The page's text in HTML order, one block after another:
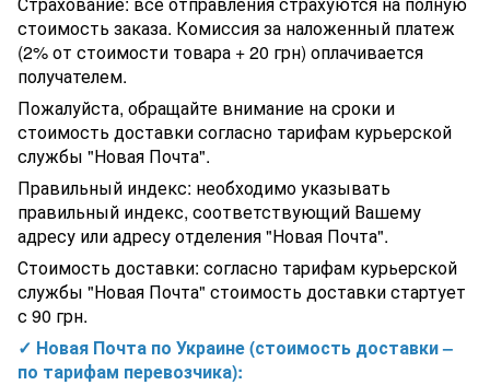
Тройник редукционный ПВХ Aquaviva, d90х63 мм
Редукционное кольцо ПВХ Hidroten 1001190, d90-63 мм
Немецкий насос циркуляционный для бассейна Winter
Classic13 0,55 кВт 230V
Комплект трехсекционных трубок для теплосберегающей
пленки бассейна Kokido K444BX 98 мм (490-645 см)
Тестер AquaDoctor Test Box Cl/pH для определения состояния
pH в бассейне
Дозирующая станция "BASIC NEXT рН" Fluidra Испания
производительностью 1,5 л/ч, (в комплекте с электродом
рН)
Прожектор светодиодный Hayward 3481PLDBL3, 13 Вт, White,
(PAR56, под лайнер, White)
Альгицид для бассейна 10 литров AquaDoctor AC. Средство
против водорослей и позеленения Аквадоктор
Лестница Emaux BHL515-SR (5 ступеней) для бассейна
стоимость заказа. Комиссия за наложенный платеж
(2% от стоимости товара + 20 грн) оплачивается
получателем.
Пожалуйста, обращайте внимание на сроки и
стоимость доставки согласно тарифам курьерской
службы "Новая Почта".
Правильный индекс: необходимо указывать
правильный индекс, соответствующий Вашему
адресу или адресу отделения "Новая Почта".
Стоимость доставки: согласно тарифам курьерской
службы "Новая Почта" стоимость доставки стартует
с 90 грн.
✓ Новая Почта по Украине (стоимость доставки –
по тарифам перевозчика):